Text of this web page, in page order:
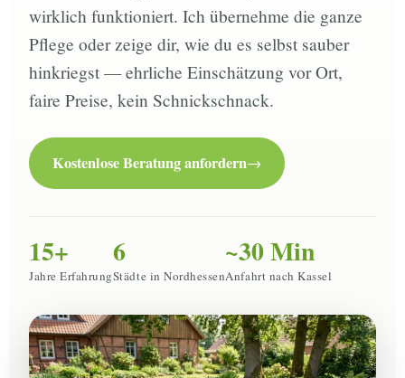
wirklich funktioniert. Ich übernehme die ganze
Pflege oder zeige dir, wie du es selbst sauber
hinkriegst — ehrliche Einschätzung vor Ort,
faire Preise, kein Schnickschnack.
Kostenlose Beratung anfordern
15+
Jahre Erfahrung
6
Städte in Nordhessen
~30 Min
Anfahrt nach Kassel